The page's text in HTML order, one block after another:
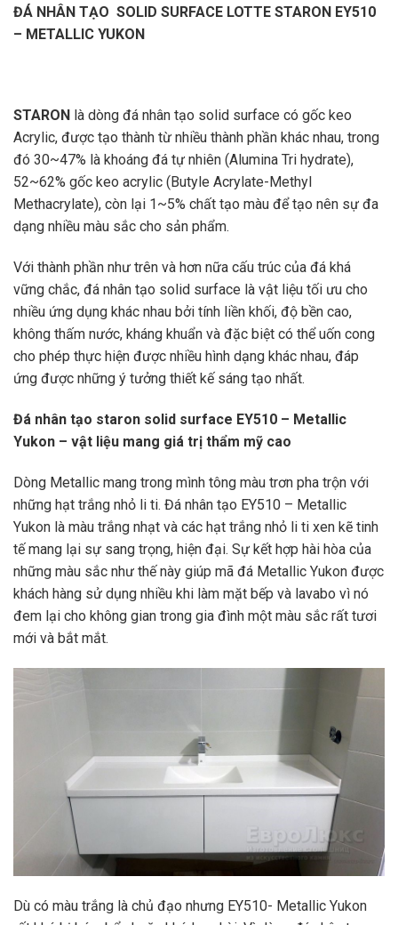
ĐÁ NHÂN TẠO SOLID SURFACE LOTTE STARON EY510
– METALLIC YUKON
STARON là dòng đá nhân tạo solid surface có gốc keo
Acrylic, được tạo thành từ nhiều thành phần khác nhau, trong
đó 30~47% là khoáng đá tự nhiên (Alumina Tri hydrate),
52~62% gốc keo acrylic (Butyle Acrylate-Methyl
Methacrylate), còn lại 1~5% chất tạo màu để tạo nên sự đa
dạng nhiều màu sắc cho sản phẩm.
Với thành phần như trên và hơn nữa cấu trúc của đá khá
vững chắc, đá nhân tạo solid surface là vật liệu tối ưu cho
nhiều ứng dụng khác nhau bởi tính liền khối, độ bền cao,
không thấm nước, kháng khuẩn và đặc biệt có thể uốn cong
cho phép thực hiện được nhiều hình dạng khác nhau, đáp
ứng được những ý tưởng thiết kế sáng tạo nhất.
Đá nhân tạo staron solid surface EY510 – Metallic
Yukon – vật liệu mang giá trị thẩm mỹ cao
Dòng Metallic mang trong mình tông màu trơn pha trộn với
những hạt trắng nhỏ li ti. Đá nhân tạo EY510 – Metallic
Yukon là màu trắng nhạt và các hạt trắng nhỏ li ti xen kẽ tinh
tế mang lại sự sang trọng, hiện đại. Sự kết hợp hài hòa của
những màu sắc như thế này giúp mã đá Metallic Yukon được
khách hàng sử dụng nhiều khi làm mặt bếp và lavabo vì nó
đem lại cho không gian trong gia đình một màu sắc rất tươi
mới và bắt mắt.
Dù có màu trắng là chủ đạo nhưng EY510- Metallic Yukon